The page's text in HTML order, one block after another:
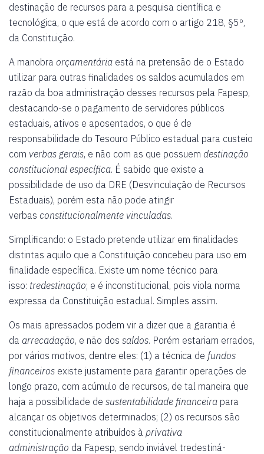
destinação de recursos para a pesquisa científica e
tecnológica, o que está de acordo com o artigo 218, §5º,
da Constituição.
A manobra orçamentária está na pretensão de o Estado
utilizar para outras finalidades os saldos acumulados em
razão da boa administração desses recursos pela Fapesp,
destacando-se o pagamento de servidores públicos
estaduais, ativos e aposentados, o que é de
responsabilidade do Tesouro Público estadual para custeio
com verbas gerais, e não com as que possuem destinação
constitucional específica. É sabido que existe a
possibilidade de uso da DRE (Desvinculação de Recursos
Estaduais), porém esta não pode atingir
verbas constitucionalmente vinculadas.
Simplificando: o Estado pretende utilizar em finalidades
distintas aquilo que a Constituição concebeu para uso em
finalidade específica. Existe um nome técnico para
isso: tredestinação; e é inconstitucional, pois viola norma
expressa da Constituição estadual. Simples assim.
Os mais apressados podem vir a dizer que a garantia é
da arrecadação, e não dos saldos. Porém estariam errados,
por vários motivos, dentre eles: (1) a técnica de fundos
financeiros existe justamente para garantir operações de
longo prazo, com acúmulo de recursos, de tal maneira que
haja a possibilidade de sustentabilidade financeira para
alcançar os objetivos determinados; (2) os recursos são
constitucionalmente atribuídos à privativa
administração da Fapesp, sendo inviável tredestiná-